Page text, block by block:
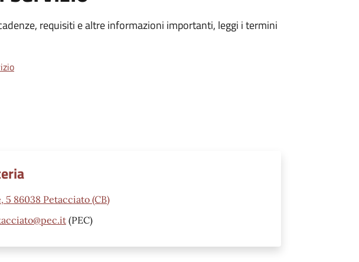
requisiti e altre informazioni importanti, leggi i termini
5 86038 Petacciato (CB)
(PEC)